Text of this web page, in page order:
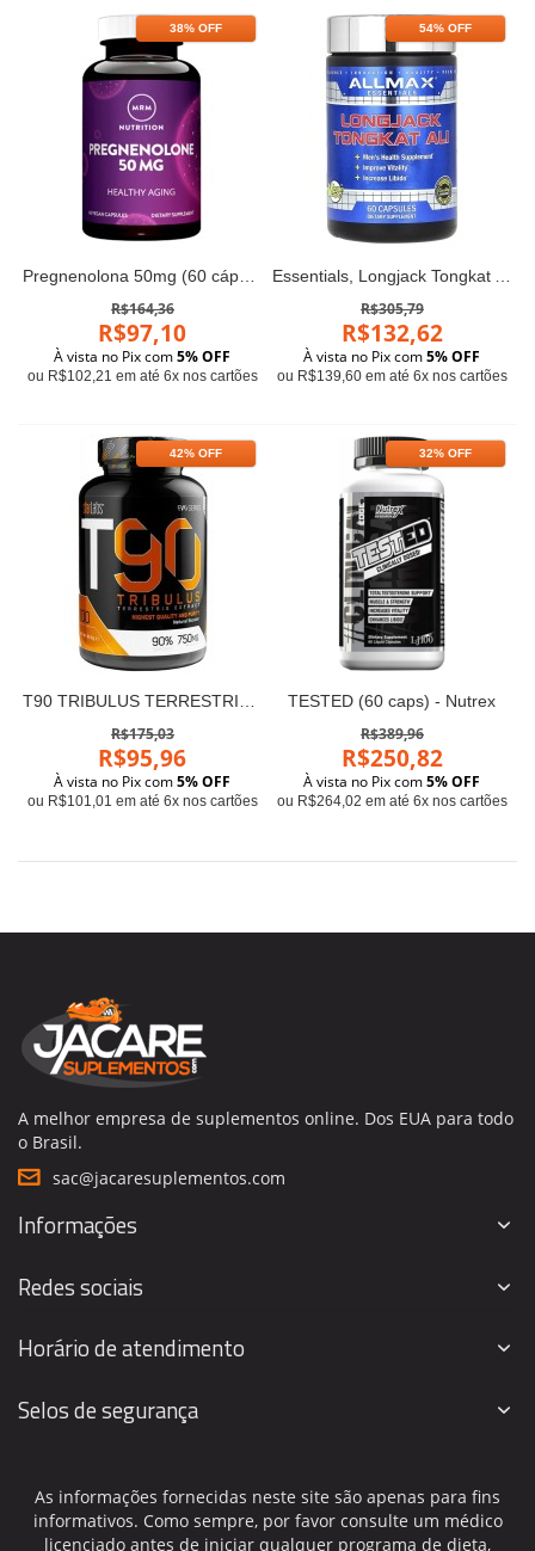
38% OFF
Pregnenolona 50mg (60 cápsulas) - MRM
R$164,36
R$97,10
À vista no Pix com5% OFF
ou R$102,21 em até 6x nos cartões
54% OFF
Essentials, Longjack Tongkat Ali, 60 Capsules ALLMAX
R$305,79
R$132,62
À vista no Pix com5% OFF
ou R$139,60 em até 6x nos cartões
42% OFF
T90 TRIBULUS TERRESTRIS - Starlabs (100 cápsulas )
R$175,03
R$95,96
À vista no Pix com5% OFF
ou R$101,01 em até 6x nos cartões
32% OFF
TESTED (60 caps) - Nutrex
R$389,96
R$250,82
À vista no Pix com5% OFF
ou R$264,02 em até 6x nos cartões
A melhor empresa de suplementos online. Dos EUA para todo
o Brasil.
sac@jacaresuplementos.com
Informações
Redes sociais
Horário de atendimento
Selos de segurança
As informações fornecidas neste site são apenas para fins
informativos. Como sempre, por favor consulte um médico
licenciado antes de iniciar qualquer programa de dieta,